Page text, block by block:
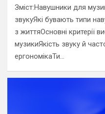
Зміст:Навушники для
звукуЯкі бувають типи
з життяОсновні критерії
музикиЯкість звуку й
ергономікаТи…